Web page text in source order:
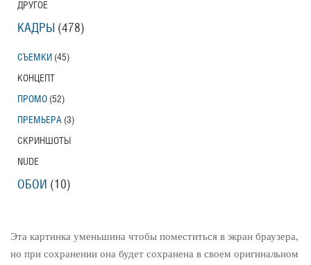
Эта картинка уменьшина чтобы поместиться в экран браузера,
но при сохранении она будет сохранена в своем оригинальном
ДРУГОЕ
КАДРЫ (478)
СЪЕМКИ (45)
КОНЦЕПТ
ПРОМО (52)
ПРЕМЬЕРА (3)
СКРИНШОТЫ
NUDE
ОБОИ (10)